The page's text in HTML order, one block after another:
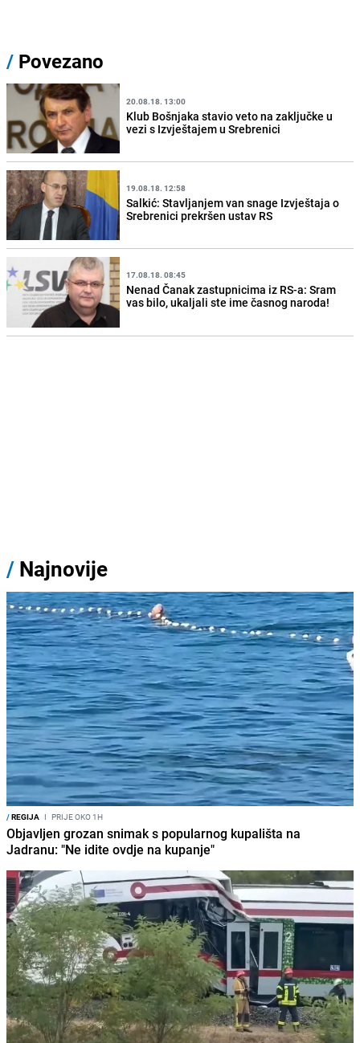
/ Povezano
20.08.18. 13:00
Klub Bošnjaka stavio veto na zaključke u
vezi s Izvještajem u Srebrenici
19.08.18. 12:58
Salkić: Stavljanjem van snage Izvještaja o
Srebrenici prekršen ustav RS
17.08.18. 08:45
Nenad Čanak zastupnicima iz RS-a: Sram
vas bilo, ukaljali ste ime časnog naroda!
/ Najnovije
/REGIJA I PRIJE OKO 1H
Objavljen grozan snimak s popularnog kupališta na
Jadranu: "Ne idite ovdje na kupanje"